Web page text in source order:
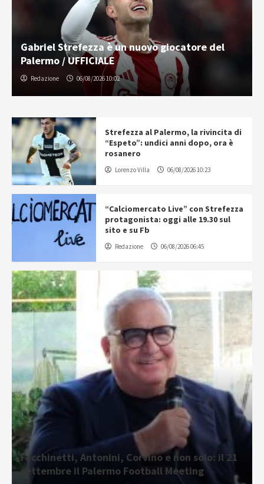
Gabriel Strefezza è un nuovo giocatore del
Palermo / UFFICIALE
Redazione 06/08/2026 10:02
Strefezza al Palermo, la rivincita di
“Espeto”: undici anni dopo, ora è
rosanero
Lorenzo Villa 06/08/2026 10:23
“Calciomercato Live” con Strefezza
protagonista: oggi alle 19.30 sul
sito e su Fb
Redazione 06/08/2026 06:45
Facchinetti, Antonini, Corvino e non solo: il 21
settembre il Palermo Football Meeting